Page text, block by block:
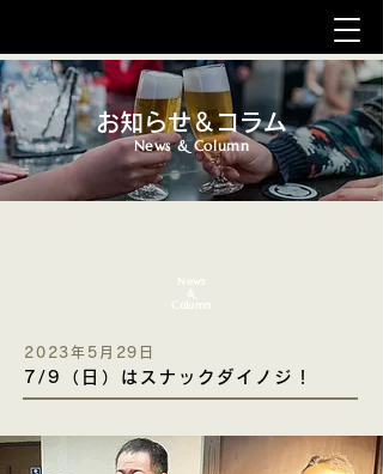
お知らせ＆コラム
News & Column
News
&
Column
2023年5月29日
7/9（日）はスナックダイノジ！